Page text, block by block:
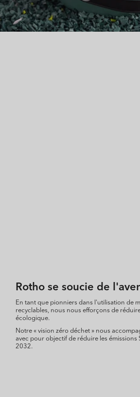
Rotho se soucie de
En tant que pionniers dans l'utilisation de
recyclables, nous nous efforçons de
écologique.
Notre « vision zéro déchet » nous
avec pour objectif de réduire les émissions
2032.